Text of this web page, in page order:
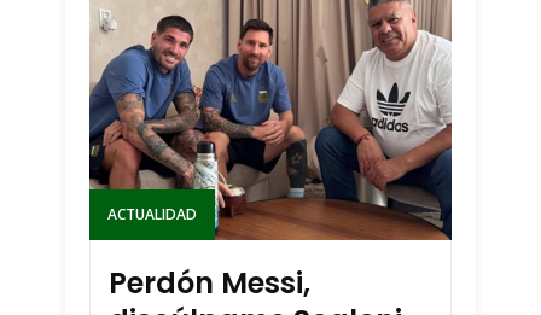
ACTUALIDAD
Perdón Messi,